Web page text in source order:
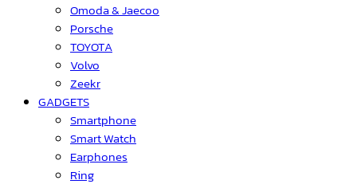
Omoda & Jaecoo
Porsche
TOYOTA
Volvo
Zeekr
GADGETS
Smartphone
Smart Watch
Earphones
Ring